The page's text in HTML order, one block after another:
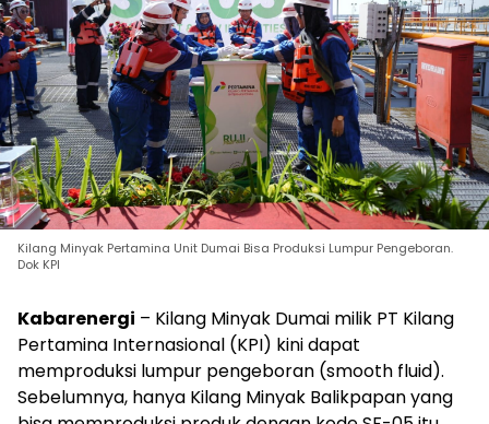
Kilang Minyak Pertamina Unit Dumai Bisa Produksi Lumpur Pengeboran.
Dok KPI
Kabarenergi – Kilang Minyak Dumai milik PT Kilang
Pertamina Internasional (KPI) kini dapat
memproduksi lumpur pengeboran (smooth fluid).
Sebelumnya, hanya Kilang Minyak Balikpapan yang